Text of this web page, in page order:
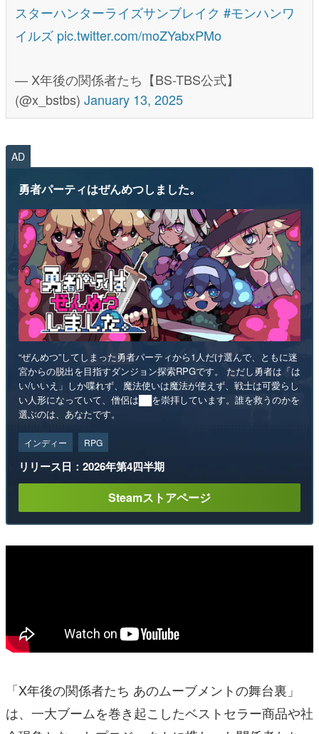
スターハンターライズサンブレイク #モンハンワ
イルズ pic.twitter.com/moZYabxPMo
— X年後の関係者たち【BS-TBS公式】
(@x_bstbs) January 13, 2025
AD
勇者パーティはぜんめつしました。
“ぜんめつ”してしまった勇者パーティから1人だけ選んで、ともに迷
宮からの脱出を目指すダンジョン探索RPGです。 ただし勇者は「は
い/いいえ」しか喋れず、魔法使いは魔法が使えず、戦士は可愛らし
い人形になっていて、僧侶は██を崇拝しています。誰を救うのかを
選ぶのは、あなたです。
インディー RPG
リリース日：2026年第4四半期
Steamストアページ
「X年後の関係者たち あのムーブメントの舞台裏」
は、⼀⼤ブームを巻き起こしたベストセラー商品や社